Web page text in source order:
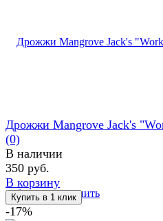
избранное сравнить
Дрожжи Mangrove Jack's
(0)
В наличии
350 руб.
В корзину
-17%